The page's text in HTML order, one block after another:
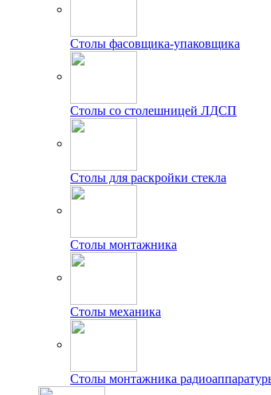
Столы фасовщика-упаковщика
Столы со столешницей ЛДСП
Столы для раскройки стекла
Столы монтажника
Столы механика
Столы монтажника